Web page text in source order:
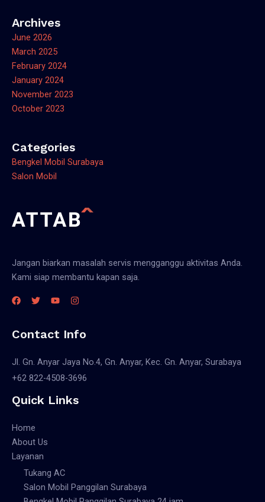
Archives
June 2026
March 2025
February 2024
January 2024
November 2023
October 2023
Categories
Bengkel Mobil Surabaya
Salon Mobil
Jangan biarkan masalah servis mengganggu aktivitas Anda.
Kami siap membantu kapan saja.
Contact Info
Jl. Gn. Anyar Jaya No.4, Gn. Anyar, Kec. Gn. Anyar, Surabaya
+62 822-4508-3696
Quick Links
Home
About Us
Layanan
Tukang AC
Salon Mobil Panggilan Surabaya